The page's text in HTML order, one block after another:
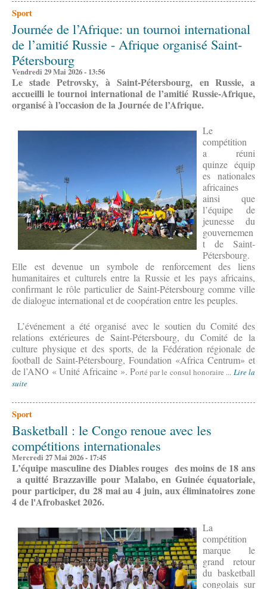
Sport
Journée de l’Afrique: un tournoi international
de l’amitié Russie - Afrique organisé Saint-
Pétersbourg
Vendredi 29 Mai 2026 - 13:56
Le stade Petrovsky, à Saint-Pétersbourg, en Russie, a
accueilli le tournoi international de l’amitié Russie-Afrique,
organisé à l’occasion de la Journée de l’Afrique.
Le
compétition
a réuni
quinze équip
es nationales
africaines
ainsi que
l’équipe de
jeunesse du
gouvernemen
t de Saint-
Pétersbourg.
Elle est devenue un symbole de renforcement des liens
humanitaires et culturels entre la Russie et les pays africains,
confirmant le rôle particulier de Saint-Pétersbourg comme ville
de dialogue international et de coopération entre les peuples.
L’événement a été organisé avec le soutien du Comité des
relations extérieures de Saint-Pétersbourg, du Comité de la
culture physique et des sports, de la Fédération régionale de
football de Saint-Pétersbourg, Foundation «Africa Centrum» et
de l’ANO « Unité Africaine ». Porté par le consul honoraire ... Lire la
suite
Sport
Basketball : le Congo renoue avec les
compétitions internationales
Mercredi 27 Mai 2026 - 17:45
L’équipe masculine des Diables rouges des moins de 18 ans
a quitté Brazzaville pour Malabo, en Guinée équatoriale,
pour participer, du 28 mai au 4 juin, aux éliminatoires zone
4 de l'Afrobasket 2026.
La
compétition
marque le
grand retour
du basketball
congolais sur